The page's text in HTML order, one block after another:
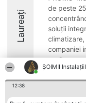
ŞOIMII
12:38
Laureați
de peste
soluții
companiei
sanitare, ...